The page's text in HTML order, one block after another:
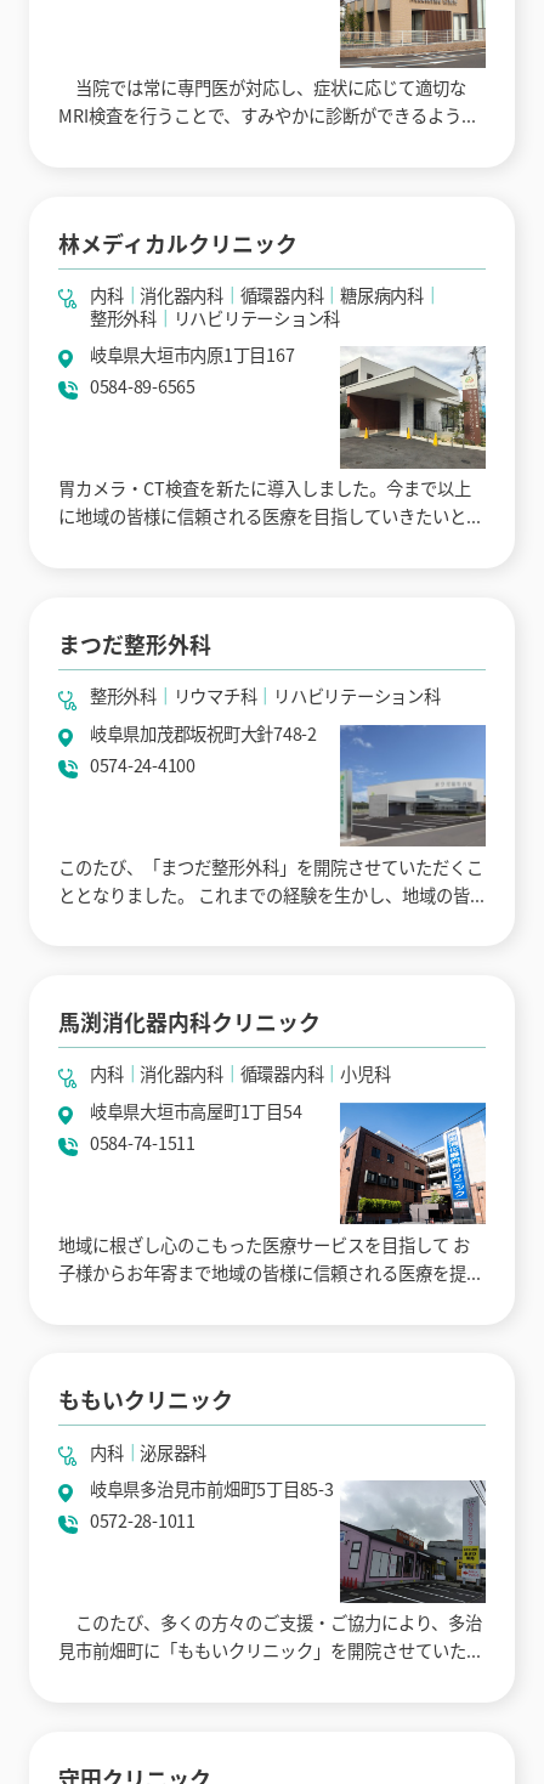
当院では常に専門医が対応し、症状に応じて適切な
MRI検査を行うことで、すみやかに診断ができるよう...
林メディカルクリニック
内科 消化器内科 循環器内科
糖尿病内科
整形外科
リハビリテーション科
岐阜県大垣市内原1丁目167
0584-89-6565
胃カメラ・CT検査を新たに導入しました。今まで以上
に地域の皆様に信頼される医療を目指していきたいと...
まつだ整形外科
整形外科 リウマチ科
リハビリテーション科
岐阜県加茂郡坂祝町大針748-2
0574-24-4100
このたび、「まつだ整形外科」を開院させていただくこ
ととなりました。 これまでの経験を生かし、地域の皆...
馬渕消化器内科クリニック
内科 消化器内科 循環器内科
小児科
岐阜県大垣市高屋町1丁目54
0584-74-1511
地域に根ざし心のこもった医療サービスを目指して お
子様からお年寄まで地域の皆様に信頼される医療を提...
ももいクリニック
内科
泌尿器科
岐阜県多治見市前畑町5丁目85-3
0572-28-1011
このたび、多くの方々のご支援・ご協力により、多治
見市前畑町に「ももいクリニック」を開院させていた...
守田クリニック